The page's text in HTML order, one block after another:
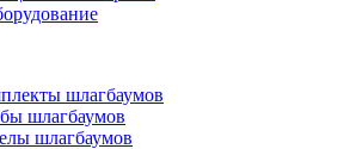
шлагбаумов
шлагбаумов
шлагбаумов